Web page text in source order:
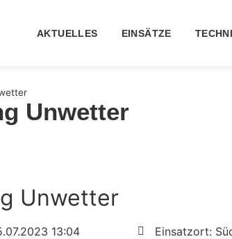
AKTUELLES EINSÄTZE
Unwetter
Unwetter
13:04 Einsatzort: